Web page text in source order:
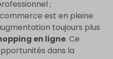
;
commerce est en pleine
toujours plus
en ligne. Ce
dans la